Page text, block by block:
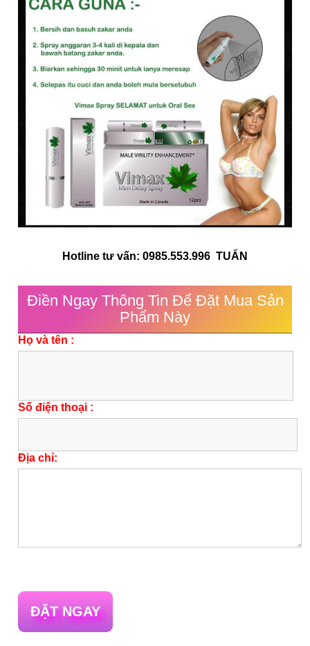
Hotline tư vấn: 0985.553.996 TUẤN
Điền Ngay Thông Tin Để Đặt Mua Sản
Phẩm Này
Họ và tên :
Số điện thoại :
Địa chỉ:
ĐẶT NGAY